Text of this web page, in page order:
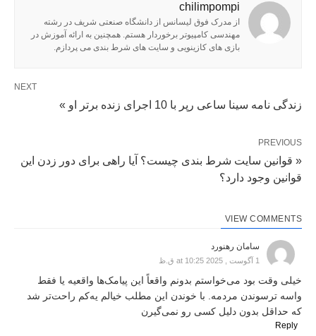
chilimpompi
از مدرک فوق لیسانس از دانشگاه صنعتی شریف در رشته
مهندسی کامپیوتر برخوردار هستم. همچنین به ارائه آموزش در
بازی های کازینویی و سایت های شرط بندی می پردازم.
NEXT
زندگی نامه سینا ساعی رپر با 10 اجرای زنده برتر او »
PREVIOUS
« قوانین سایت شرط بندی چیست؟ آیا راهی برای دور زدن این
قوانین وجود دارد؟
VIEW COMMENTS
سامان رهنورد
1 آگوست , 2025 at 10:25 ق.ظ
خیلی وقت بود می‌خواستم بدونم واقعاً این پیامک‌ها واقعیه یا فقط
واسه ترسوندن مردمه. با خوندن این مطلب خیالم یه‌کم راحت‌تر شد
که حداقل بدون دلیل کسی رو نمی‌گیرن
Reply